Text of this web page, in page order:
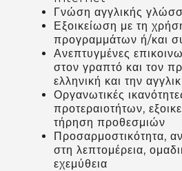
Γνώση αγγλικής
Εξοικείωση με τη
προγραμμάτων ή/και
Ανεπτυγμένες
στον γραπτό και τον
ελληνική και την
Οργανωτικές
προτεραιοτήτων,
τήρηση προθεσμιών
Προσαρμοστικότητα,
στη λεπτομέρεια,
εχεμύθεια